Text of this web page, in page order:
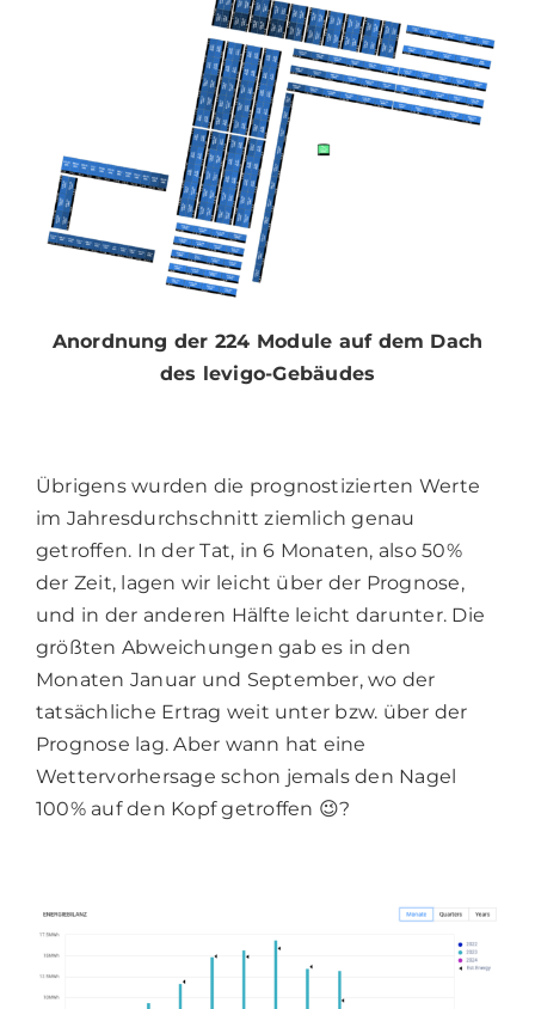
Anordnung der 224 Module auf dem Dach
des levigo-Gebäudes
Übrigens wurden die prognostizierten Werte
im Jahresdurchschnitt ziemlich genau
getroffen. In der Tat, in 6 Monaten, also 50%
der Zeit, lagen wir leicht über der Prognose,
und in der anderen Hälfte leicht darunter. Die
größten Abweichungen gab es in den
Monaten Januar und September, wo der
tatsächliche Ertrag weit unter bzw. über der
Prognose lag. Aber wann hat eine
Wettervorhersage schon jemals den Nagel
100% auf den Kopf getroffen 😉?